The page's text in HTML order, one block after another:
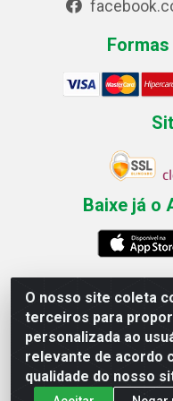
O nosso site coleta
terceiros para
personalizada ao
relevante de acordo
qualidade do nosso
Baixe já o
Esperança Nordeste -
Estância - Recife